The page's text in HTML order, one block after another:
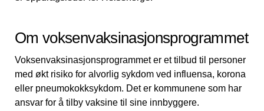
Om voksenvaksinasjonsprogrammet
Voksenvaksinasjonsprogrammet er et tilbud til personer
med økt risiko for alvorlig sykdom ved influensa, korona
eller pneumokokksykdom. Det er kommunene som har
ansvar for å tilby vaksine til sine innbyggere.